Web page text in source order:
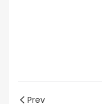
Prev